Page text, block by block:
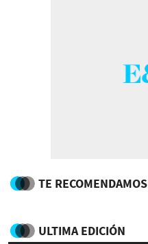
TE RECOMENDAMOS
ULTIMA EDICIÓN